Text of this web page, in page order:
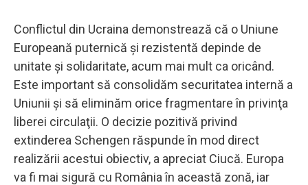
Conflictul din Ucraina demonstrează că o Uniune
Europeană puternică şi rezistentă depinde de
unitate şi solidaritate, acum mai mult ca oricând.
Este important să consolidăm securitatea internă a
Uniunii şi să eliminăm orice fragmentare în privinţa
liberei circulaţii. O decizie pozitivă privind
extinderea Schengen răspunde în mod direct
realizării acestui obiectiv, a apreciat Ciucă. Europa
va fi mai sigură cu România în această zonă, iar